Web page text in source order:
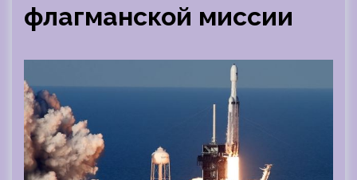
флагманской миссии